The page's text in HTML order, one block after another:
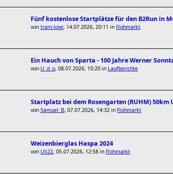
Fünf kostenlose Startplätze für den B2Run in
von tram-love, 14.07.2026, 20:11 in Flohmarkt
Ein Hauch von Sparta - 100 Jahre Werner
von U_d_o, 08.07.2026, 10:20 in Laufberichte
Startplatz bei dem Rosengarten (RUHM)
von Samuel_B, 07.07.2026, 14:32 in Flohmarkt
Weizenbierglas Haspa 2024
von Uli22, 05.07.2026, 12:58 in Flohmarkt